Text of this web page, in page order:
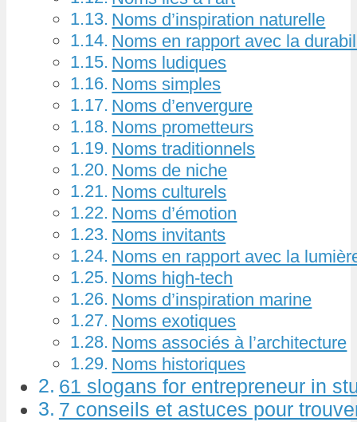
Noms d’inspiration naturelle
Noms en rapport avec la
Noms ludiques
Noms simples
Noms d’envergure
Noms prometteurs
Noms traditionnels
Noms de niche
Noms culturels
Noms d’émotion
Noms invitants
Noms en rapport avec la
Noms high-tech
Noms d’inspiration marine
Noms exotiques
Noms associés à l’architecture
Noms historiques
61 slogans for entrepreneur in
7 conseils et astuces pour